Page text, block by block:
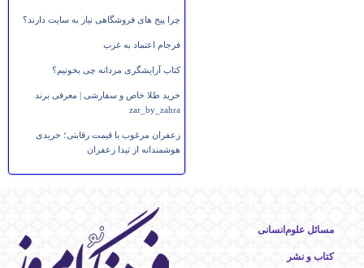
چرا پیج های فروشگاهی نیاز به سایت دارند؟
فرجام اعتماد به غرب
کتاب آرایشگری مردانه چی بخونیم؟
خرید طلا خاص و سفارشی | معرفی برند
zar_by_zahra
زعفران مرغوب با قیمت رقابتی؛ خریدی
هوشمندانه از تیدا زعفران
مسائل علوم‌انسانی
کتاب و نشر